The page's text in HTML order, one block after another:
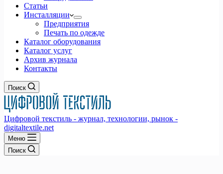
Статьи
Инсталляции
Предприятия
Печать по одежде
Каталог оборудования
Каталог услуг
Архив журнала
Контакты
Поиск
Цифровой текстиль - журнал, технологии, рынок -
digitaltextile.net
Меню
Поиск